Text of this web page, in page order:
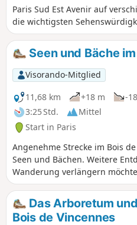
Paris Sud Est Avenir auf
die wichtigsten
wenig bekannten Schätze
ungewöhnlichen und
Seen und Bäche
Visorando-Mitglied
11,68 km
+18 m
-
3:25 Std.
Mittel
Start in Paris
Angenehme Strecke im Bois
Seen und Bächen. Weitere
Wanderung verlängern
Glück, zwischen dem Lac de
Vincennes Victor, den
Das Arboretum
Bois de Vincennes